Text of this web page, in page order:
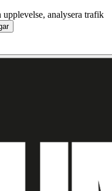
analysera trafik